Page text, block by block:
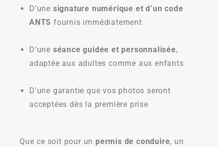
D’une signature numérique et d’un code
ANTS fournis immédiatement
D’une séance guidée et personnalisée,
adaptée aux adultes comme aux enfants
D’une garantie que vos photos seront
acceptées dès la première prise
Que ce soit pour un permis de conduire, un